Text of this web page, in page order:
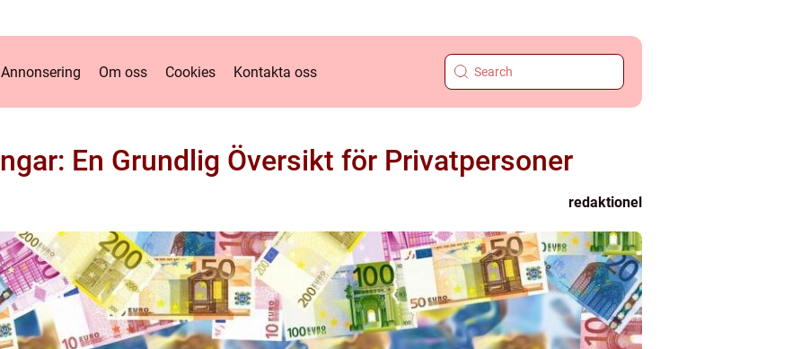
Annonsering Om oss Cookies Kontakta oss
En Grundlig Översikt för Privatpersoner
redaktionel